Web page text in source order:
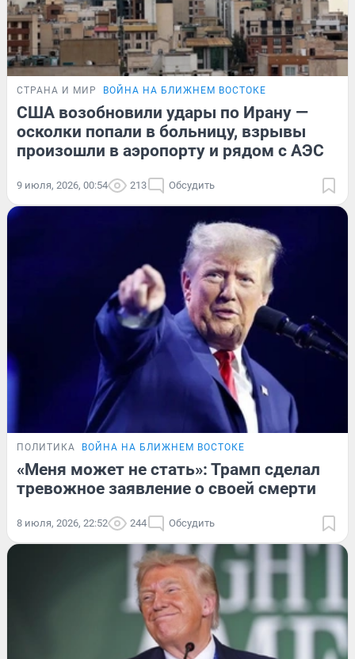
СТРАНА И МИР ВОЙНА НА БЛИЖНЕМ ВОСТОКЕ
США возобновили удары по Ирану —
осколки попали в больницу, взрывы
произошли в аэропорту и рядом с АЭС
9 июля, 2026, 00:54 213 Обсудить
ПОЛИТИКА ВОЙНА НА БЛИЖНЕМ ВОСТОКЕ
«Меня может не стать»: Трамп сделал
тревожное заявление о своей смерти
8 июля, 2026, 22:52 244 Обсудить